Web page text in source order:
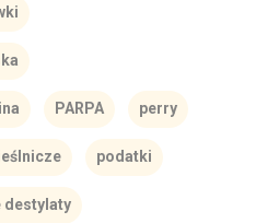
PARPA perry
podatki
destylaty